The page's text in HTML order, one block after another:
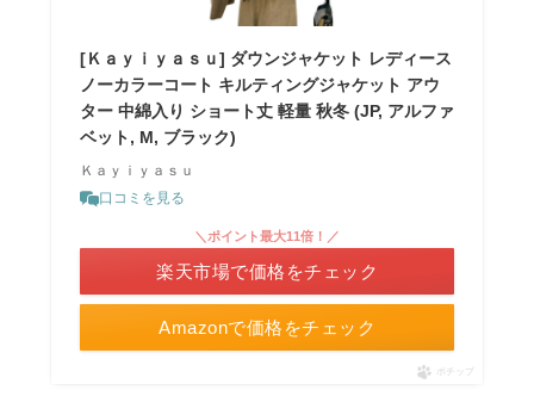
[Ｋａｙｉｙａｓｕ] ダウンジャケット レディース
ノーカラーコート キルティングジャケット アウ
ター 中綿入り ショート丈 軽量 秋冬 (JP, アルファ
ベット, M, ブラック)
Ｋａｙｉｙａｓｕ
口コミを見る
Amazonで価格をチェック
＼ポイント最大11倍！／
楽天市場で価格をチェック
ポチップ